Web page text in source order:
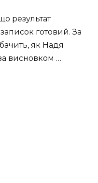
результат
готовий. За
як Надя
висновком …